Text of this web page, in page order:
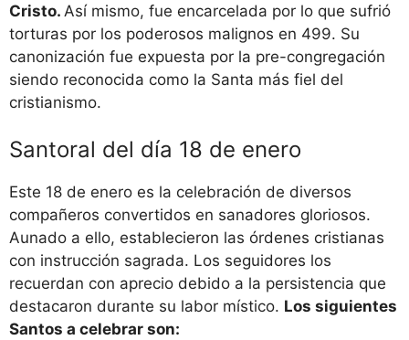
Cristo. Así mismo, fue encarcelada por lo que sufrió
torturas por los poderosos malignos en 499. Su
canonización fue expuesta por la pre-congregación
siendo reconocida como la Santa más fiel del
cristianismo.
Santoral del día 18 de enero
Este 18 de enero es la celebración de diversos
compañeros convertidos en sanadores gloriosos.
Aunado a ello, establecieron las órdenes cristianas
con instrucción sagrada. Los seguidores los
recuerdan con aprecio debido a la persistencia que
destacaron durante su labor místico. Los siguientes
Santos a celebrar son: